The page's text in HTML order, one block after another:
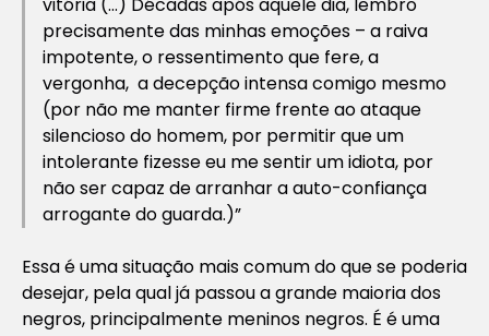
precisamente das minhas emoções – a raiva
impotente, o ressentimento que fere, a
vergonha, a decepção intensa comigo mesmo
(por não me manter firme frente ao ataque
silencioso do homem, por permitir que um
intolerante fizesse eu me sentir um idiota, por
não ser capaz de arranhar a auto-confiança
arrogante do guarda.)”
Essa é uma situação mais comum do que se poderia
desejar, pela qual já passou a grande maioria dos
negros, principalmente meninos negros. É é uma